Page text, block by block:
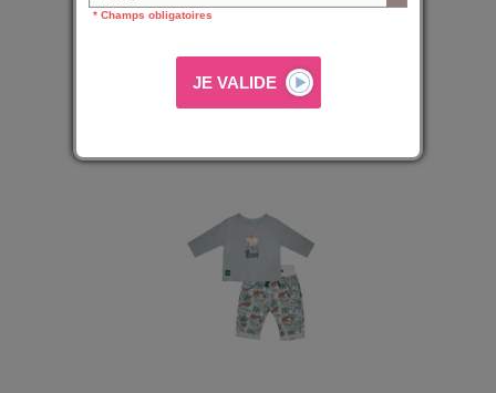
TSHIRT PANTALON DEBARDEUR MARIN MAILLE
36,99 € 29,59 €
* Champs obligatoires